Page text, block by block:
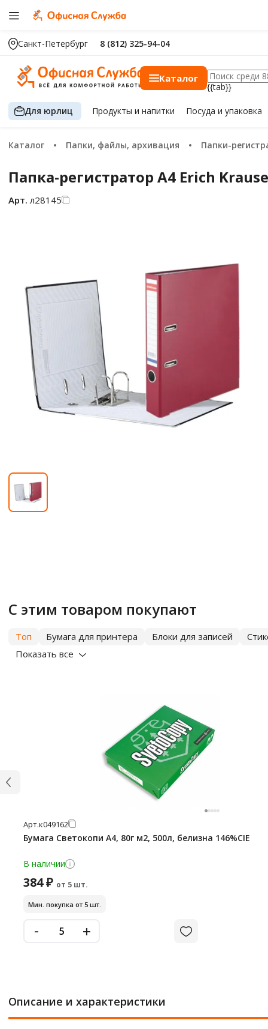
Санкт-Петербург 8 (812) 325-94-04
Каталог
{{tab}}
Для юрлиц Продуктыи напитки Посуда и упаковка
Каталог Папки, файлы, архивация Папки-
Папка-регистратор А4 Erich
Арт. л28145
С этим товаром покупают
Топ Бумага для принтера Блоки для записей
Показать все
Арт.к049162
Бумага Светокопи А4, 80г м2, 500л, белизна 146%CIE
В наличии
384 ₽ от 5 шт.
Мин. покупка от 5 шт.
- +
Описание и характеристики